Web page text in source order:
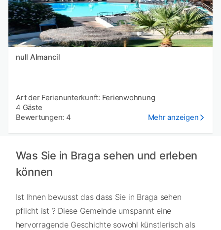
null Almancil
Art der Ferienunterkunft: Ferienwohnung
4 Gäste
Bewertungen: 4
Mehr anzeigen
Was Sie in Braga sehen und erleben
können
Ist Ihnen bewusst das dass Sie in Braga sehen
pflicht ist ? Diese Gemeinde umspannt eine
hervorragende Geschichte sowohl künstlerisch als